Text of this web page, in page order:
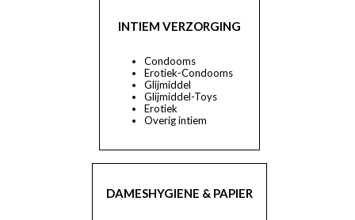
INTIEM VERZORGING
Condooms
Erotiek-Condooms
Glijmiddel
Glijmiddel-Toys
Erotiek
Overig intiem
DAMESHYGIENE & PAPIER